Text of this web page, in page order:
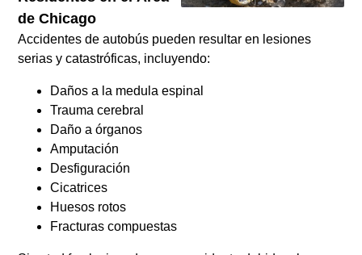
de Chicago
Accidentes de autobús pueden resultar en lesiones
serias y catastróficas, incluyendo:
Daños a la medula espinal
Trauma cerebral
Daño a órganos
Amputación
Desfiguración
Cicatrices
Huesos rotos
Fracturas compuestas